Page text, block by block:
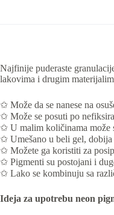
Najfinije puderaste
lakovima i drugim
✩ Može da se nanese na
✩ Može se posuti po
✩ U malim količinama može
✩ Umešano u beli gel, dobija
✩ Možete ga koristiti za
✩ Pigmenti su postojani i
✩ Lako se kombinuju sa
Ideja za upotrebu neon